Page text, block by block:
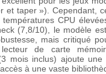
et taper »). Cependant,
CPU
(7,8/10), le modèle
mais critiqué
de carte
mois inclus) ajoute une
à une vaste